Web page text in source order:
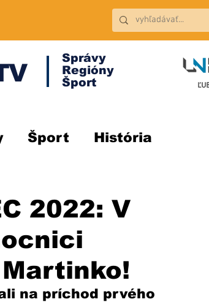
Správy
Regióny
Šport
Šport História
2022: V
na príchod prvého